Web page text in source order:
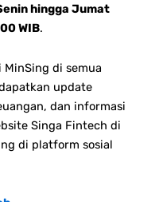
hingga Jumat
WIB.
di semua
update
dan informasi
Singa Fintech di
di platform sosial